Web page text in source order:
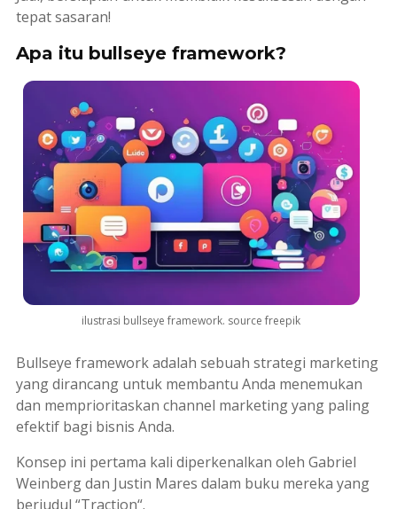
tepat sasaran!
Apa itu bullseye framework?
ilustrasi bullseye framework. source freepik
Bullseye frameworkadalah sebuah strategi marketing
yang dirancang untuk membantu Anda menemukan
dan memprioritaskan channel marketingyang paling
efektif bagi bisnis Anda.
Konsep ini pertama kali diperkenalkan oleh Gabriel
Weinberg dan Justin Mares dalam buku mereka yang
berjudul “Traction“.